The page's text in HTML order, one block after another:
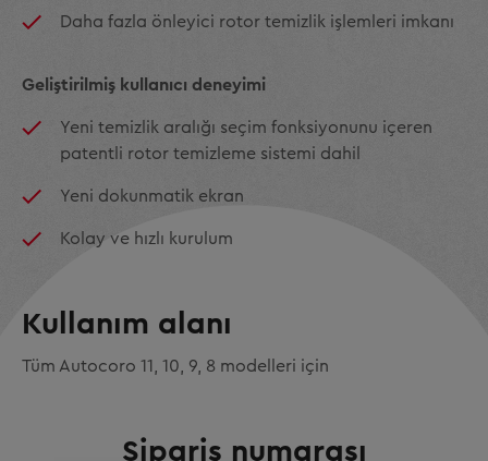
Daha fazla önleyici rotor temizlik işlemleri imkanı
Geliştirilmiş kullanıcı deneyimi
Yeni temizlik aralığı seçim fonksiyonunu içeren
patentli rotor temizleme sistemi dahil
Yeni dokunmatik ekran
Kolay ve hızlı kurulum
Kullanım alanı
Tüm Autocoro 11, 10, 9, 8 modelleri için
Sipariş numarası